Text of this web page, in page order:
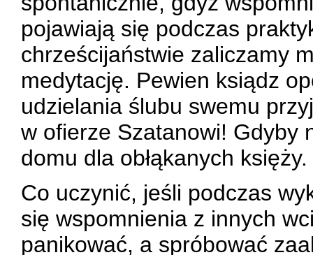
pojawiają się podczas
chrześcijaństwie zaliczamy
medytację. Pewien ksiądz
udzielania ślubu swemu
w ofierze Szatanowi! Gdyby
domu dla obłąkanych księży.
Co uczynić, jeśli podczas
się wspomnienia z innych
panikować, a spróbować